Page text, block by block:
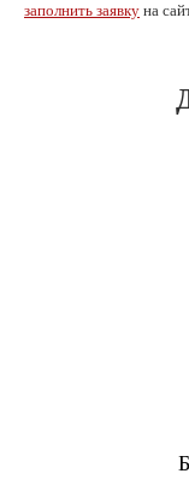
заполнить заявку на